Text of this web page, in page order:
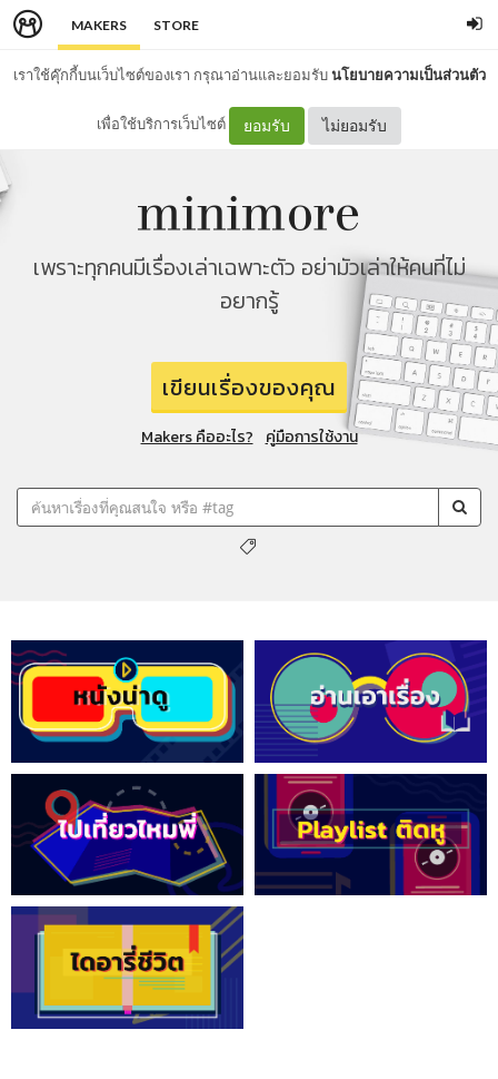
MAKERS STORE
เราใช้คุ๊กกี้บนเว็บไซต์ของเรา กรุณาอ่านและยอมรับนโยบายความเป็นส่วนตัว
เพื่อใช้บริการเว็บไซต์ ยอมรับ ไม่ยอมรับ
เพราะทุกคนมีเรื่องเล่าเฉพาะตัว อย่ามัวเล่าให้คนที่ไม่
อยากรู้
เขียนเรื่องของคุณ
Makers คืออะไร? คู่มือการใช้งาน